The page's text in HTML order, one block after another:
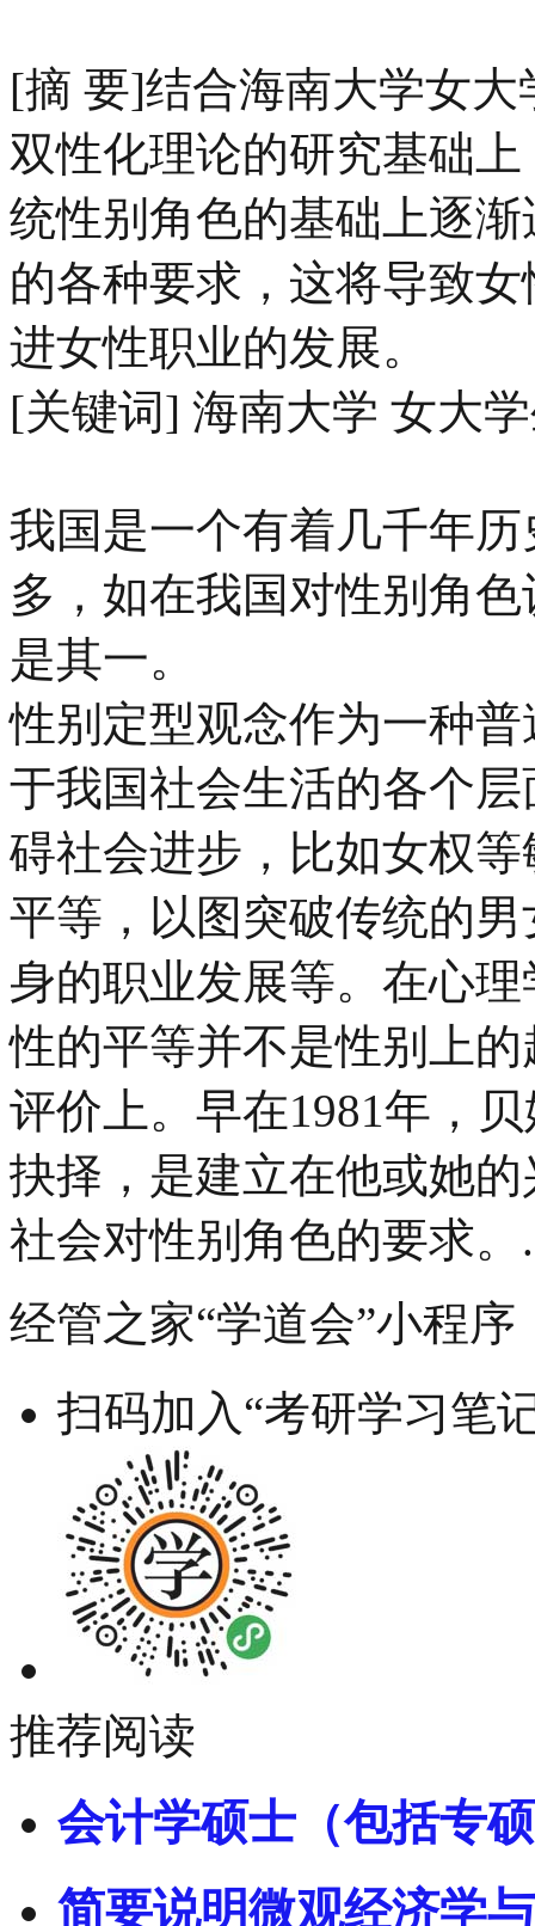
[摘 要]结合海南大学女
双性化理论的研究基础
统性别角色的基础上逐
的各种要求，这将导致
进女性职业的发展。
[关键词] 海南大学 女大
我国是一个有着几千年
多，如在我国对性别角
是其一。
性别定型观念作为一种
于我国社会生活的各个
碍社会进步，比如女权
平等，以图突破传统的
身的职业发展等。在心
性的平等并不是性别上
评价上。早在1981年，
抉择，是建立在他或她
社会对性别角色的要求。
经管之家“学道会”小程序
扫码加入“考研学习笔
推荐阅读
会计学硕士（包括专
简要说明微观经济学